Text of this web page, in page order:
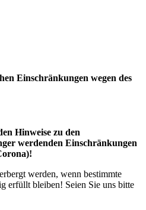
Ein­schränk­ungen wegen des
Hinweise zu den
werdenden Einschränkungen
werden, wenn bestimmte
erfüllt bleiben! Seien Sie uns bitte